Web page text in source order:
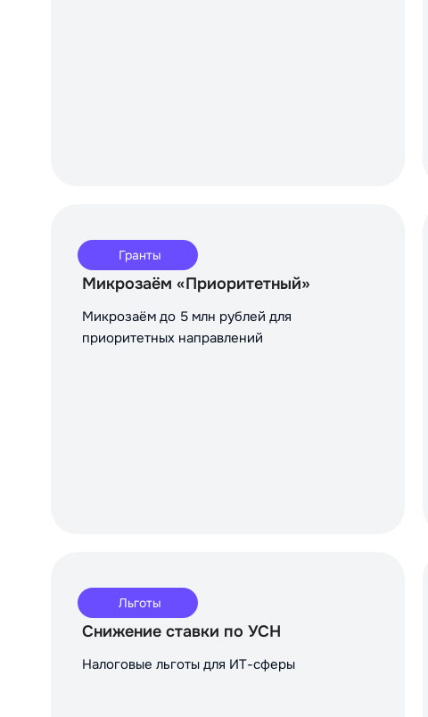
Гранты
Микрозаём «Приоритетный»
Микрозаём до 5 млн рублей для
приоритетных направлений
Льготы
Снижение ставки по УСН
Налоговые льготы для ИТ-сферы